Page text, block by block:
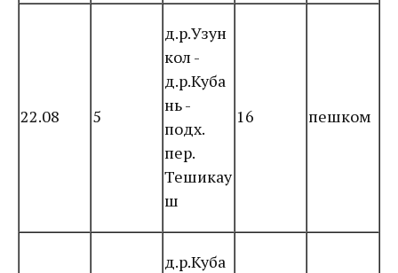
22.08 5
д.р.Узун
кол -
д.р.Куба
нь -
подх.
пер.
Тешикау
ш
16 пешком
д.р.Куба